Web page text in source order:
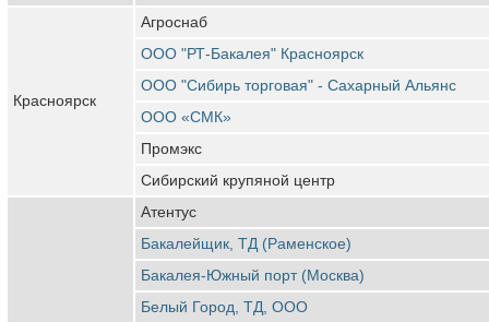
Красноярск
Агроснаб
ООО "РТ-Бакалея" Красноярск
ООО "Сибирь торговая" - Сахарный Альянс
ООО «СМК»
Промэкс
Сибирский крупяной центр
Атентус
Бакалейщик, ТД (Раменское)
Бакалея-Южный порт (Москва)
Белый Город, ТД, ООО